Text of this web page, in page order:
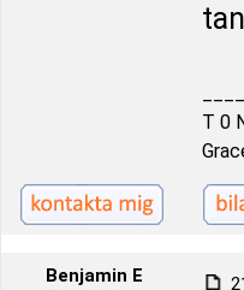
T 0
Benjamin E